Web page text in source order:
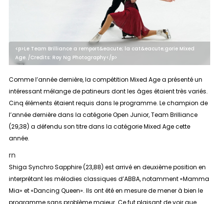
<p>Le Team Brilliance a remport&eacute; la cat&eacute;gorie Mixed
Age. /Credits: Roy Ng Photography</p>
Comme l’année dernière, la compétition Mixed Agea présenté un
intéressant mélange de patineurs dont les âges étaient très variés.
Cinq éléments étaient requis dans le programme. Le champion de
l’année dernière dans la catégorie Open Junior, Team Brilliance
(29,38) a défendu son titre dans la catégorie Mixed Age cette
année.
rn
Shiga Synchro Sapphire (23,88) est arrivé en deuxième position en
interprétant les mélodies classiques d’ABBA, notamment «Mamma
Mia» et «Dancing Queen». Ils ont été en mesure de mener à bien le
programme sans problème majeur. Ce fut plaisant de voir que